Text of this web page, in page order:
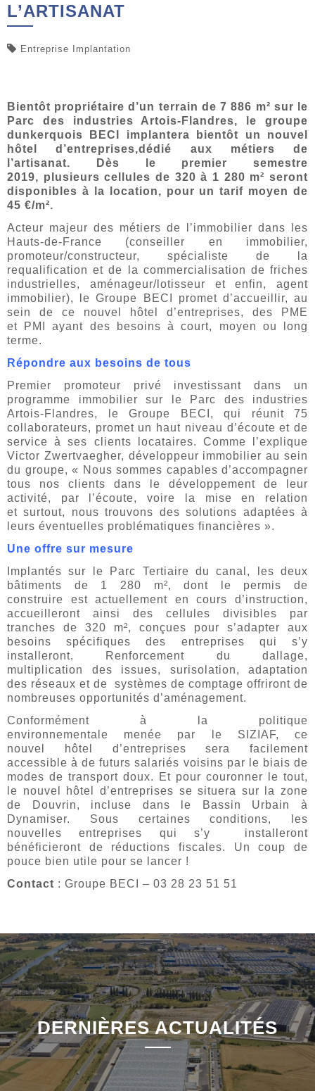
L’ARTISANAT
Entreprise Implantation
Bientôt propriétaire d’un terrain de 7 886 m² sur le
Parc des industries Artois-Flandres, le groupe
dunkerquois BECI implantera bientôt un nouvel
hôtel d’entreprises,dédié aux métiers de
l’artisanat. Dès le premier semestre
2019, plusieurs cellules de 320 à 1 280 m² seront
disponibles à la location, pour un tarif moyen de
45 €/m².
Acteur majeur des métiers de l’immobilier dans les
Hauts-de-France (conseiller en immobilier,
promoteur/constructeur, spécialiste de la
requalification et de la commercialisation de friches
industrielles, aménageur/lotisseur et enfin, agent
immobilier), le Groupe BECI promet d’accueillir, au
sein de ce nouvel hôtel d’entreprises, des PME
et PMI ayant des besoins à court, moyen ou long
terme.
Répondre aux besoins de tous
Premier promoteur privé investissant dans un
programme immobilier sur le Parc des industries
Artois-Flandres, le Groupe BECI, qui réunit 75
collaborateurs, promet un haut niveau d’écoute et de
service à ses clients locataires. Comme l’explique
Victor Zwertvaegher, développeur immobilier au sein
du groupe, « Nous sommes capables d’accompagner
tous nos clients dans le développement de leur
activité, par l’écoute, voire la mise en relation
et surtout, nous trouvons des solutions adaptées à
leurs éventuelles problématiques financières ».
Une offre sur mesure
Implantés sur le Parc Tertiaire du canal, les deux
bâtiments de 1 280 m², dont le permis de
construire est actuellement en cours d’instruction,
accueilleront ainsi des cellules divisibles par
tranches de 320 m², conçues pour s’adapter aux
besoins spécifiques des entreprises qui s’y
installeront. Renforcement du dallage,
multiplication des issues, surisolation, adaptation
des réseaux et de systèmes de comptage offriront de
nombreuses opportunités d’aménagement.
Conformément à la politique
environnementale menée par le SIZIAF, ce
nouvel hôtel d’entreprises sera facilement
accessible à de futurs salariés voisins par le biais de
modes de transport doux. Et pour couronner le tout,
le nouvel hôtel d’entreprises se situera sur la zone
de Douvrin, incluse dans le Bassin Urbain à
Dynamiser. Sous certaines conditions, les
nouvelles entreprises qui s’y installeront
bénéficieront de réductions fiscales. Un coup de
pouce bien utile pour se lancer !
Contact : Groupe BECI – 03 28 23 51 51
DERNIÈRES ACTUALITÉS